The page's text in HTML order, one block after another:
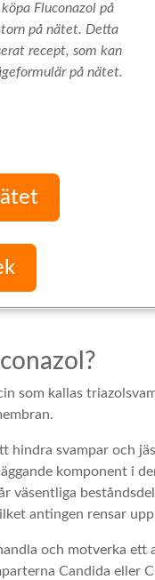
Fluconazol på
på nätet. Detta
recept, som kan
på nätet.
som kallas
hindra svampar och
komponent i
väsentliga
antingen rensar
och motverka
Candida eller